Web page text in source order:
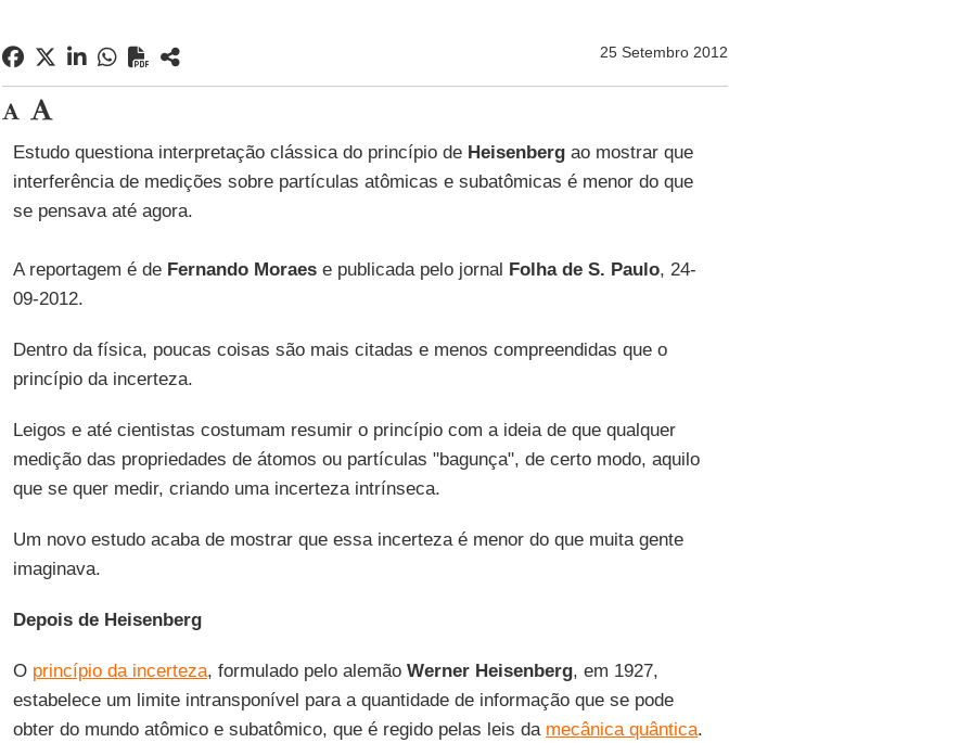
25 Setembro 2012
Estudo questiona interpretação clássica do princípio de Heisenbergao mostrar que
interferência de medições sobre partículas atômicas e subatômicas é menor do que
se pensava até agora.
A reportagem é de Fernando Moraes e publicada pelo jornal Folha de S. Paulo, 24-
09-2012.
Dentro da física, poucas coisas são mais citadas e menos compreendidas que o
princípio da incerteza.
Leigos e até cientistas costumam resumir o princípio com a ideia de que qualquer
medição das propriedades de átomos ou partículas "bagunça", de certo modo, aquilo
que se quer medir, criando uma incerteza intrínseca.
Um novo estudo acaba de mostrar que essa incerteza é menor do que muita gente
imaginava.
Depois de Heisenberg
O princípio da incerteza, formulado pelo alemão Werner Heisenberg, em 1927,
estabelece um limite intransponível para a quantidade de informação que se pode
obter do mundo atômico e subatômico, que é regido pelas leis da mecânica quântica.